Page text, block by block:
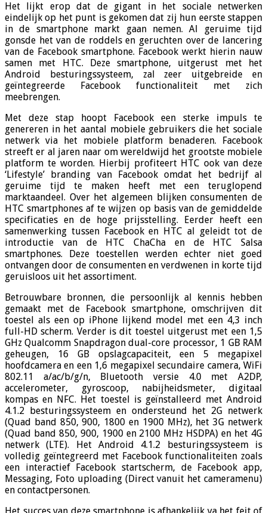
Het lijkt erop dat de gigant in het sociale netwerken
eindelijk op het punt is gekomen dat zij hun eerste stappen
in de smartphone markt gaan nemen. Al geruime tijd
gonsde het van de roddels en geruchten over de lancering
van de Facebook smartphone. Facebook werkt hierin nauw
samen met HTC. Deze smartphone, uitgerust met het
Android besturingssysteem, zal zeer uitgebreide en
geïntegreerde Facebook functionaliteit met zich
meebrengen.
Met deze stap hoopt Facebook een sterke impuls te
genereren in het aantal mobiele gebruikers die het sociale
netwerk via het mobiele platform benaderen. Facebook
streeft er al jaren naar om wereldwijd het grootste mobiele
platform te worden. Hierbij profiteert HTC ook van deze
‘Lifestyle’ branding van Facebook omdat het bedrijf al
geruime tijd te maken heeft met een teruglopend
marktaandeel. Over het algemeen blijken consumenten de
HTC smartphones af te wijzen op basis van de gemiddelde
specificaties en de hoge prijsstelling. Eerder heeft een
samenwerking tussen Facebook en HTC al geleidt tot de
introductie van de HTC ChaCha en de HTC Salsa
smartphones. Deze toestellen werden echter niet goed
ontvangen door de consumenten en verdwenen in korte tijd
geruisloos uit het assortiment.
Betrouwbare bronnen, die persoonlijk al kennis hebben
gemaakt met de Facebook smartphone, omschrijven dit
toestel als een op iPhone lijkend model met een 4,3 inch
full-HD scherm. Verder is dit toestel uitgerust met een 1,5
GHz Qualcomm Snapdragon dual-core processor, 1 GB RAM
geheugen, 16 GB opslagcapaciteit, een 5 megapixel
hoofdcamera en een 1,6 megapixel secundaire camera, WiFi
802.11 a/ac/b/g/n, Bluetooth versie 4.0 met A2DP,
accelerometer, gyroscoop, nabijheidsmeter, digitaal
kompas en NFC. Het toestel is geïnstalleerd met Android
4.1.2 besturingssysteem en ondersteund het 2G netwerk
(Quad band 850, 900, 1800 en 1900 MHz), het 3G netwerk
(Quad band 850, 900, 1900 en 2100 MHz HSDPA) en het 4G
netwerk (LTE). Het Android 4.1.2 besturingssysteem is
volledig geïntegreerd met Facebook functionaliteiten zoals
een interactief Facebook startscherm, de Facebook app,
Messaging, Foto uploading (Direct vanuit het cameramenu)
en contactpersonen.